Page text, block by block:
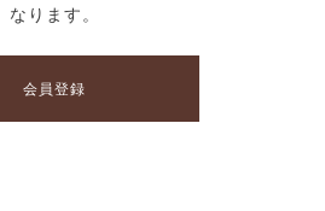
なります。
会員登録